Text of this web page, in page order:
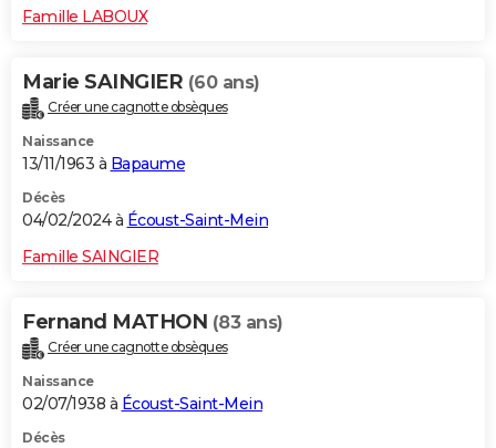
CARTE DE VOEUX
Dictionnaire
Biographies
Citations
Expressions
Proverbes
PROGRAMME TV
COPAINS D'AVANT
S'inscrire
Se connecter
Lycées
Collèges
Primaires
Universités
Entreprises
Service militaire
Avis de recherche
AVIS DE DÉCÈS
Famille LABOUX
Marie SAINGIER (60 ans)
Créer une cagnotte obsèques
Naissance
13/11/1963 à Bapaume
Décès
04/02/2024 à Écoust-Saint-Mein
Famille SAINGIER
Fernand MATHON (83 ans)
Créer une cagnotte obsèques
Naissance
02/07/1938 à Écoust-Saint-Mein
Décès